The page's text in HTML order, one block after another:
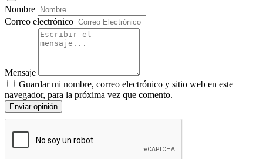
Nombre
Correo electrónico
Mensaje
Guardar mi nombre, correo electrónico y sitio web en este
navegador, para la próxima vez que comento.
Enviar opinión